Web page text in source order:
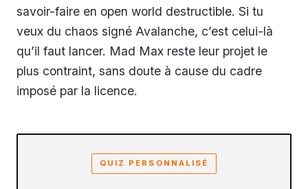
savoir-faire en open world destructible. Si tu
veux du chaos signé Avalanche, c’est celui-là
qu’il faut lancer. Mad Max reste leur projet le
plus contraint, sans doute à cause du cadre
imposé par la licence.
QUIZ PERSONNALISÉ